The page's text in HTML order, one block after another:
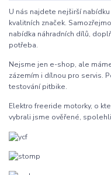
U nás najdete nejširší
kvalitních značek.
nabídka náhradních dílů,
potřeba.
Nejsme jen e-shop, ale
zázemím i dílnou pro servis.
testování pitbike.
Elektro freeride motorky, o
vybrali jsme ověřené,